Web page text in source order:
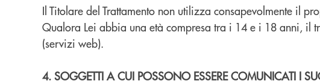
Il Titolare del Trattamento non utilizza consapevolmente il
Qualora Lei abbia una età compresa tra i 14 e i 18 anni, il
(servizi web).
4. SOGGETTI A CUI POSSONO ESSERE COMUNICATI I